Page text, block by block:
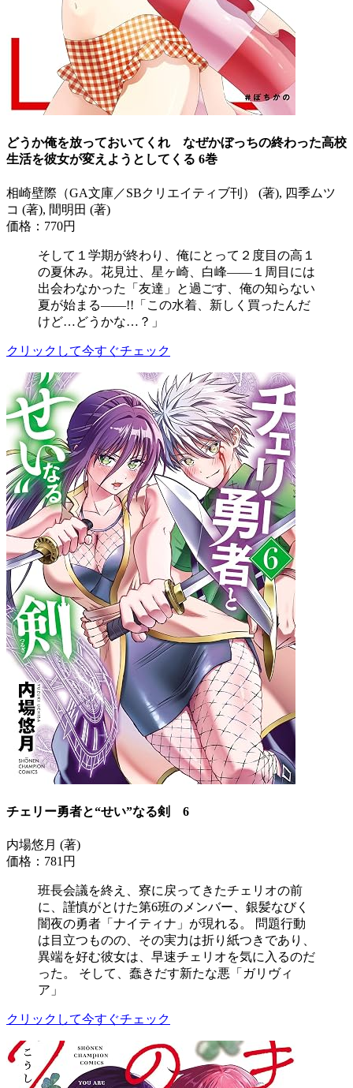
どうか俺を放っておいてくれ なぜかぼっちの終わった高校
生活を彼女が変えようとしてくる 6巻
相崎壁際（GA文庫／SBクリエイティブ刊） (著), 四季ムツ
コ (著), 間明田 (著)
価格：770円
そして１学期が終わり、俺にとって２度目の高１
の夏休み。花見辻、星ヶ崎、白峰――１周目には
出会わなかった「友達」と過ごす、俺の知らない
夏が始まる――!!「この水着、新しく買ったんだ
けど…どうかな…？」
クリックして今すぐチェック
チェリー勇者と“せい”なる剣 6
内場悠月 (著)
価格：781円
班長会議を終え、寮に戻ってきたチェリオの前
に、謹慎がとけた第6班のメンバー、銀髪なびく
闇夜の勇者「ナイティナ」が現れる。 問題行動
は目立つものの、その実力は折り紙つきであり、
異端を好む彼女は、早速チェリオを気に入るのだ
った。 そして、蠢きだす新たな悪「ガリヴィ
ア」
クリックして今すぐチェック